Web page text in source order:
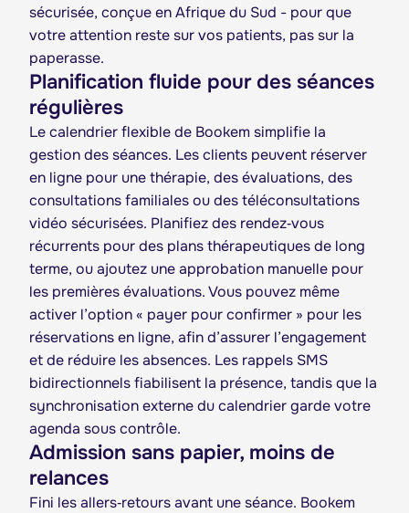
sécurisée, conçue en Afrique du Sud - pour que
votre attention reste sur vos patients, pas sur la
paperasse.
Planification fluide pour des séances
régulières
Le calendrier flexible de Bookem simplifie la
gestion des séances. Les clients peuvent réserver
en ligne pour une thérapie, des évaluations, des
consultations familiales ou des téléconsultations
vidéo sécurisées. Planifiez des rendez‑vous
récurrents pour des plans thérapeutiques de long
terme, ou ajoutez une approbation manuelle pour
les premières évaluations. Vous pouvez même
activer l’option « payer pour confirmer » pour les
réservations en ligne, afin d’assurer l’engagement
et de réduire les absences. Les rappels SMS
bidirectionnels fiabilisent la présence, tandis que la
synchronisation externe du calendrier garde votre
agenda sous contrôle.
Admission sans papier, moins de
relances
Fini les allers‑retours avant une séance. Bookem